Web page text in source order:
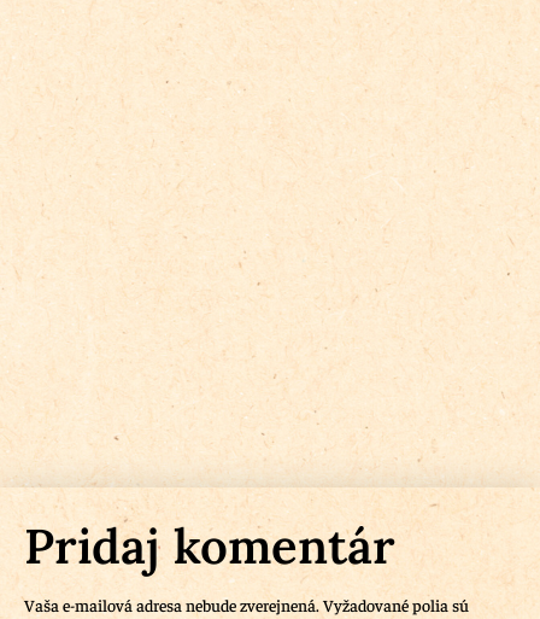
Pridaj komentár
Vaša e-mailová adresa nebude zverejnená.Vyžadované polia sú